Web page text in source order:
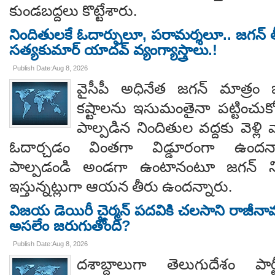
కుండబద్దలు కొట్టేశారు.
నిందితులకే ఓదార్పులూ, పరామర్శలూ.. జగన్
సత్యకుమార్ యాదవ్ వ్యంగ్యాస్త్రాలు.!
Publish Date:Aug 8, 2026
వైసీపీ అధినేత జగన్ మాత్రం
కష్టాలను ఇసుమంతైనా
పాల్పడిన నిందితుల వద్దకు
ఓదార్చడం వింతగా విడ్డూరంగా
పాల్పడండి అండగా ఉంటానంటూ జగన్
ఇస్తున్నట్లుగా ఆయన తీరు ఉందన్నారు.
విజయ డెయిరీ చైర్మన్ పదవికి చలసాని
అసలేం జరుగుతోంది?
Publish Date:Aug 8, 2026
దశాబ్దాలుగా తెలుగుదేశం